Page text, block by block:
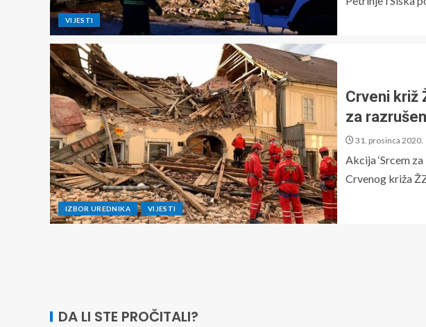
VIJESTI
IZBOR UREDNIKA VIJESTI
Crveni križ
za
31. prosinca 2020.
Akcija ‘Srcem
Crvenog križa
DA LI STE PROČITALI?